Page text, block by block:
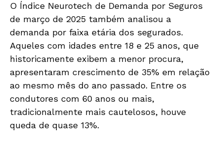
O Índice Neurotech de Demanda por Seguros
de março de 2025 também analisou a
demanda por faixa etária dos segurados.
Aqueles com idades entre 18 e 25 anos, que
historicamente exibem a menor procura,
apresentaram crescimento de 35% em relação
ao mesmo mês do ano passado. Entre os
condutores com 60 anos ou mais,
tradicionalmente mais cautelosos, houve
queda de quase 13%.